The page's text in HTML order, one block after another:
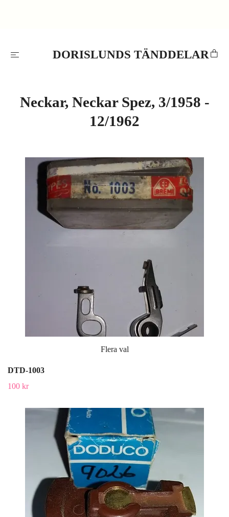
DORISLUNDS TÄNDDELAR
Neckar, Neckar Spez, 3/1958 -
12/1962
Flera val
DTD-1003
100 kr